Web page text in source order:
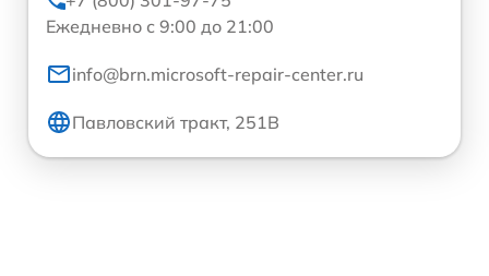
Ежедневно с 9:00 до 21:00
info@brn.microsoft-repair-center.ru
Павловский тракт, 251В